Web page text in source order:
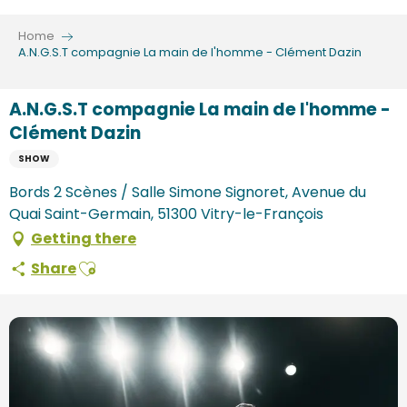
contenu
Home
A.N.G.S.T compagnie La main de l'homme - Clément Dazin
A.N.G.S.T compagnie La main de l'homme -
Clément Dazin
SHOW
Bords 2 Scènes / Salle Simone Signoret, Avenue du
Quai Saint-Germain, 51300 Vitry-le-François
Getting there
ShareAjouter aux favoris